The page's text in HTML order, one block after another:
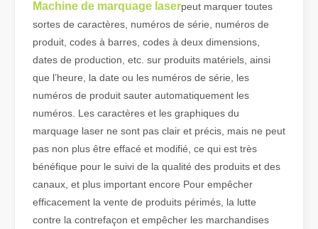
Qu'est-ce que la découpe laser de tubes ?
La découpe laser de tubes est une technologie clé dans une
Machine de marquage laserpeut marquer toutes
sortes de caractères, numéros de série, numéros de
produit, codes à barres, codes à deux dimensions,
dates de production, etc. sur produits matériels, ainsi
que l’heure, la date ou les numéros de série, les
numéros de produit sauter automatiquement les
numéros. Les caractères et les graphiques du
marquage laser ne sont pas clair et précis, mais ne peut
pas non plus être effacé et modifié, ce qui est très
bénéfique pour le suivi de la qualité des produits et des
canaux, et plus important encore Pour empêcher
efficacement la vente de produits périmés, la lutte
contre la contrefaçon et empêcher les marchandises